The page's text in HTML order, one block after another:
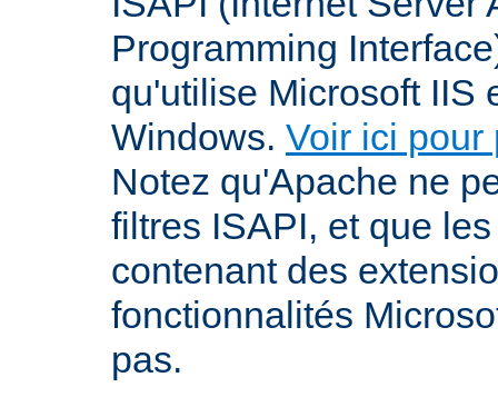
Programming
qu'utilise Microsoft IIS
Windows. Voir ici pour
Notez qu'Apache ne
filtres ISAPI, et que
contenant des
fonctionnalités
pas.